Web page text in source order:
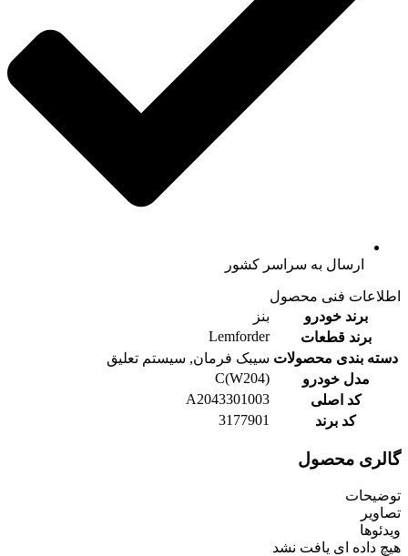
ارسال به سراسر کشور
اطلاعات فنی محصول
برند خودرو
بنز
برند قطعات
Lemforder
دسته بندی محصولات سیبک فرمان, سیستم تعلیق
مدل خودرو
C(W204)
کد اصلی
A2043301003
کد برند
3177901
گالری محصول
توضیحات
تصاویر
ویدئوها
هیچ داده ای یافت نشد